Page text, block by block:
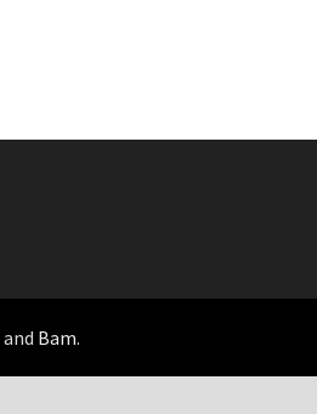
and Bam.